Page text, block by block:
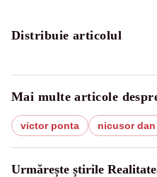
Distribuie articolul
Mai multe articole
victor ponta nicusor dan
Urmărește știrile